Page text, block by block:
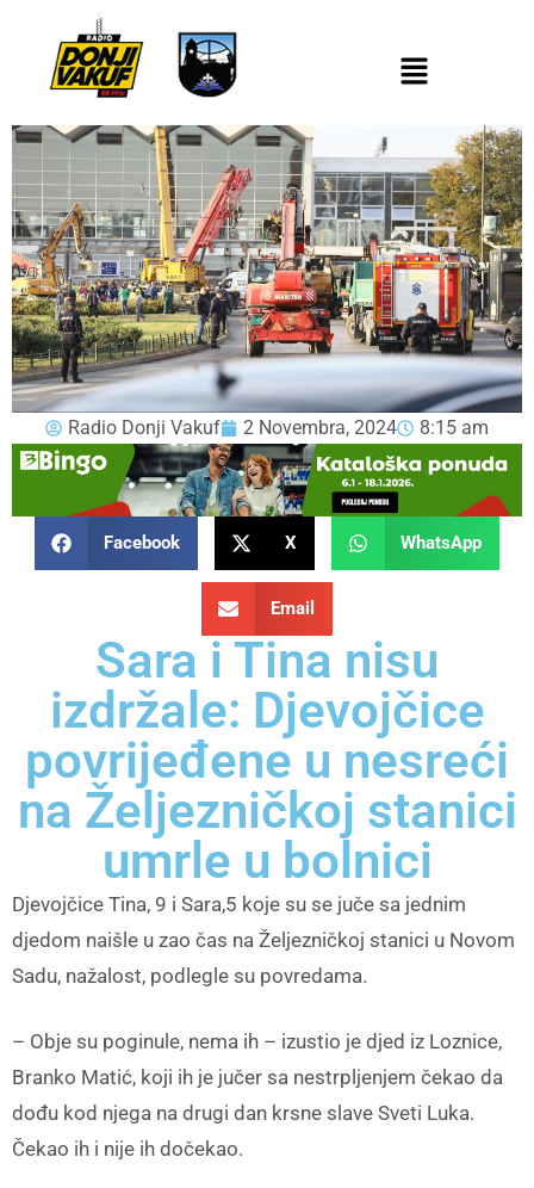
Radio Donji Vakuf 2 Novembra, 2024 8:15 am
Facebook X WhatsApp
Email
Sara i Tina nisu
izdržale: Djevojčice
povrijeđene u nesreći
na Željezničkoj stanici
umrle u bolnici
Djevojčice Tina, 9 i Sara,5 koje su se juče sa jednim
djedom naišle u zao čas na Željezničkoj stanici u Novom
Sadu, nažalost, podlegle su povredama.
– Obje su poginule, nema ih – izustio je djed iz Loznice,
Branko Matić, koji ih je jučer sa nestrpljenjem čekao da
dođu kod njega na drugi dan krsne slave Sveti Luka.
Čekao ih i nije ih dočekao.